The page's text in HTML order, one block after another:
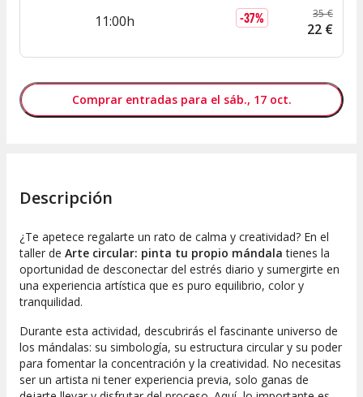
11:00h -37% 35 €
22 €
Comprar entradas para el sáb., 17 oct.
Descripción
¿Te apetece regalarte un rato de calma y creatividad? En el
taller de Arte circular: pinta tu propio mándala tienes la
oportunidad de desconectar del estrés diario y sumergirte en
una experiencia artística que es puro equilibrio, color y
tranquilidad.
Durante esta actividad, descubrirás el fascinante universo de
los mándalas: su simbología, su estructura circular y su poder
para fomentar la concentración y la creatividad. No necesitas
ser un artista ni tener experiencia previa, solo ganas de